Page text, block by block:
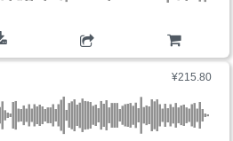
¥215.80